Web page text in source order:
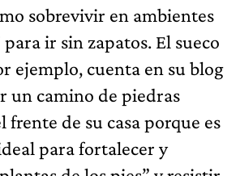
sobrevivir en ambientes
ir sin zapatos. El sueco
ejemplo, cuenta en su blog
un camino de piedras
frente de su casa porque es
para fortalecer y